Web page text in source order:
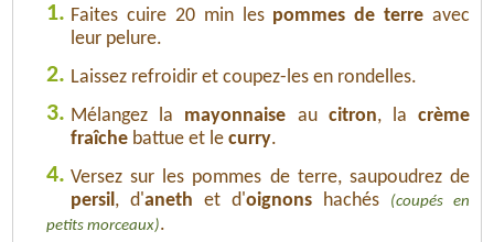
1. Faites cuire 20 min les pommes de terre avec
leur pelure.
2. Laissez refroidir et coupez-les en rondelles.
3. Mélangez la mayonnaise au citron, lacrème
fraîche battue et le curry.
4. Versez sur les pommes de terre, saupoudrez de
persil , d'aneth et d'oignons hachés
(coupés en
petits morceaux).